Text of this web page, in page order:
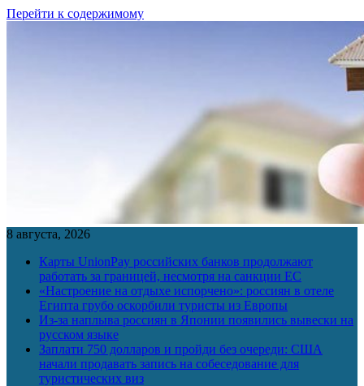
Перейти к содержимому
8 августа, 2026
Карты UnionPay российских банков продолжают
работать за границей, несмотря на санкции ЕС
«Настроение на отдыхе испорчено»: россиян в отеле
Египта грубо оскорбили туристы из Европы
Из-за наплыва россиян в Японии появились вывески на
русском языке
Заплати 750 долларов и пройди без очереди: США
начали продавать запись на собеседование для
туристических виз